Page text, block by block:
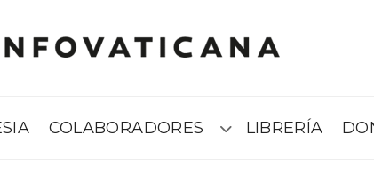
COLABORADORES Submenú
LIBRERÍA